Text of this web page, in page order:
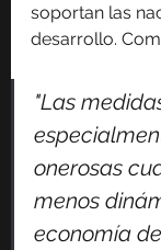
soportan las
desarrollo.
"Las
onerosas
menos
economía